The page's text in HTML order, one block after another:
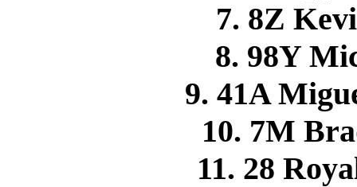
7. 8Z
8. 98Y
9. 41A
10. 7M
11. 28